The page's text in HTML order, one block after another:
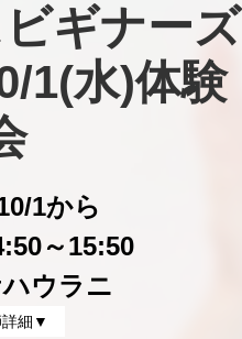
ギナーズ
1(水)体験
1から
～15:50
ウラニ
詳細▼